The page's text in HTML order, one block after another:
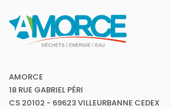
AMORCE
18 RUE GABRIEL PÉRI
CS 20102 - 69623 VILLEURBANNE CEDEX